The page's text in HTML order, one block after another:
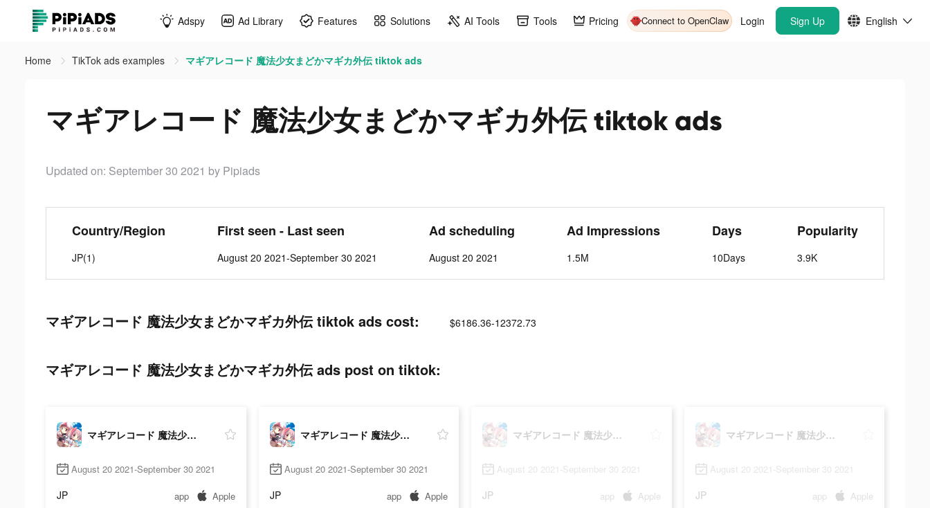
Adspy Ad Library Features Solutions AI Tools Tools Pricing Connect to OpenClaw Login Sign Up English
Home TikTok ads examples マギアレコード 魔法少女まどかマギカ外伝 tiktok ads
マギアレコード 魔法少女まどかマギカ外伝 tiktok ads
Updated on: September 30 2021 by Pipiads
Country/Region
JP(1)
First seen - Last seen
August 20 2021-September 30 2021
Ad scheduling
August 20 2021
Ad Impressions
1.5M
Days
10Days
Popularity
3.9K
マギアレコード 魔法少女まどかマギカ外伝 tiktok ads cost: $6186.36-12372.73
マギアレコード 魔法少女まどかマギカ外伝 ads post on tiktok:
マギアレコード 魔法少女まどかマギカ外伝
August 20 2021-September 30 2021
JP app Apple
マギアレコード 魔法少女まどかマギカ外伝
August 20 2021-September 30 2021
JP app Apple
マギアレコード 魔法少女まどかマギカ外伝
August 20 2021-September 30 2021
JP app Apple
マギアレコード 魔法少女まどかマギカ外伝
August 20 2021-September 30 2021
JP app Apple